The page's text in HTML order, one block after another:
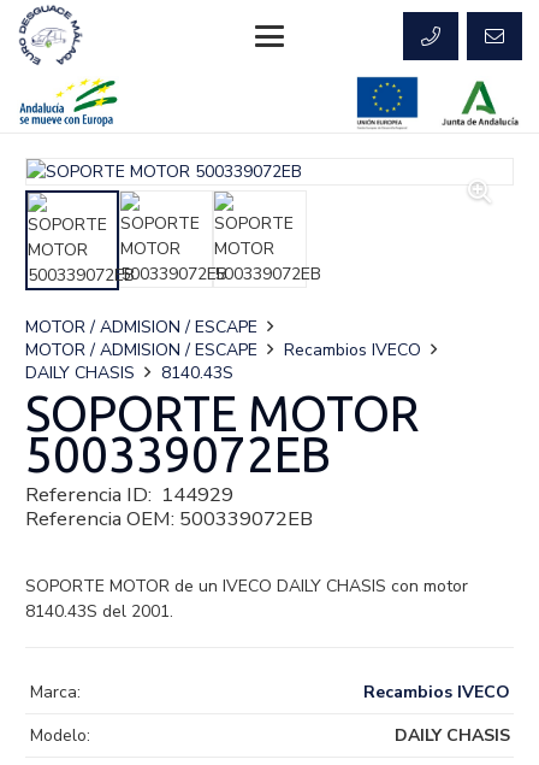
MOTOR / ADMISION / ESCAPE
MOTOR / ADMISION / ESCAPE
Recambios IVECO
DAILY CHASIS
8140.43S
SOPORTE MOTOR
500339072EB
Referencia ID: 144929
Referencia OEM: 500339072EB
SOPORTE MOTOR de un IVECO DAILY CHASIS con motor
8140.43S del 2001.
Marca:
Recambios IVECO
Modelo:
DAILY CHASIS